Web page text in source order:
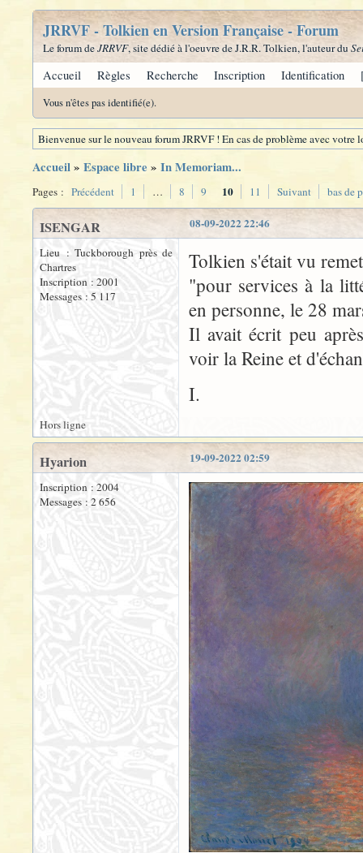
JRRVF - Tolkien en Version Française - Forum
Le forum deJRRVF, site dédié à l'oeuvre de J.R.R. Tolkien, l'auteur du
Accueil Règles Recherche Inscription Identification
Vous n'êtes pas identifié(e).
Bienvenue sur le nouveau forum JRRVF ! En cas de problème avec
Accueil» Espace libre » In Memoriam...
Pages : Précédent 1 … 8 9 10 11 Suivant bas de
08-09-2022 22:46
ISENGAR
Lieu : Tuckborough près de
Chartres
Inscription : 2001
Messages : 5 117
Tolkien s'était vu
"pour services à la
en personne, le 28
Il avait écrit peu
voir la Reine et
I.
Hors ligne
19-09-2022 02:59
Hyarion
Inscription : 2004
Messages : 2 656